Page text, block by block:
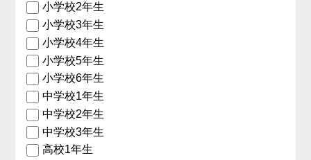
小学校2年生
小学校3年生
小学校4年生
小学校5年生
小学校6年生
中学校1年生
中学校2年生
中学校3年生
高校1年生